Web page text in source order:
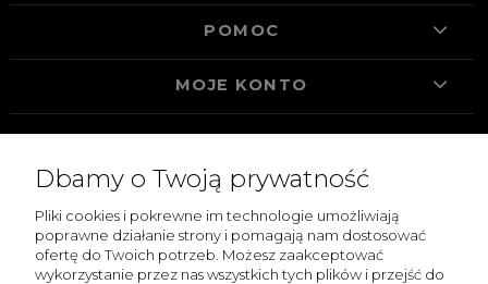
POMOC
MOJE KONTO
INFORMACJE
Warszawa |info@fakebake.pl|508 268 867| NIP:
5262304494 | REGON: 141617180
Dbamy o Twoją prywatność
Pliki cookies i pokrewne im technologie umożliwiają
poprawne działanie strony i pomagają nam dostosować
ofertę do Twoich potrzeb. Możesz zaakceptować
wykorzystanie przez nas wszystkich tych plików i przejść do